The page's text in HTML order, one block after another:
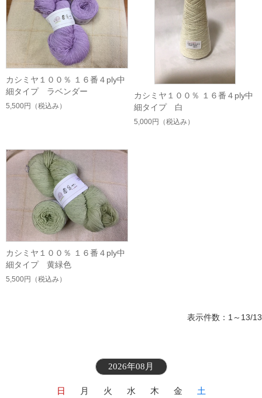
カシミヤ１００％ １６番４ply中
細タイプ ラベンダー
5,500円 （税込み）
カシミヤ１００％ １６番４ply中
細タイプ 白
5,000円 （税込み）
カシミヤ１００％ １６番４ply中
細タイプ 黄緑色
5,500円 （税込み）
表示件数：1～13/13
2026年08月
日 月 火 水 木 金
土